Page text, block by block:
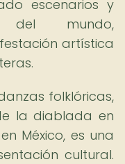
escenarios y
del mundo,
artística
folklóricas,
la diablada en
México, es una
cultural.